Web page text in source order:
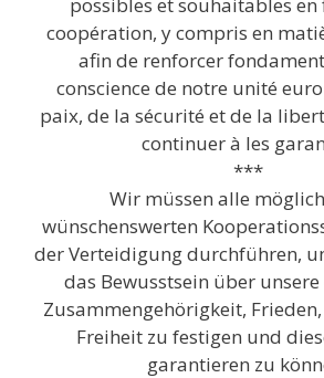
coopération, y compris en
afin de renforcer
conscience de notre unité
paix, de la sécurité et de la
continuer à les
***
Wir müssen alle
wünschenswerten
der Verteidigung durchführen,
das Bewusstsein über
Zusammengehörigkeit,
Freiheit zu festigen und
garantieren zu